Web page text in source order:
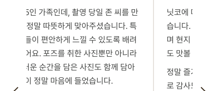
저희는 5인 가족인데, 촬영 당일 존 씨를 만
났을 때 정말 따뜻하게 맞아주셨습니다. 특
히 아이들이 편안하게 느낄 수 있도록 배려
해 주셨어요. 포즈를 취한 사진뿐만 아니라
자연스러운 순간을 담은 사진도 함께 담아
주신 점이 정말 마음에 들었습니다.
닛코에 머무는
습니다. 축제
며 현지 분들과
도 맛볼 수 있었
정말 즐거운 시
로 감사드립니